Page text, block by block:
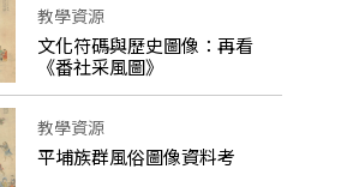
教學資源
文化符碼與歷史圖像：再看
《番社采風圖》
教學資源
平埔族群風俗圖像資料考